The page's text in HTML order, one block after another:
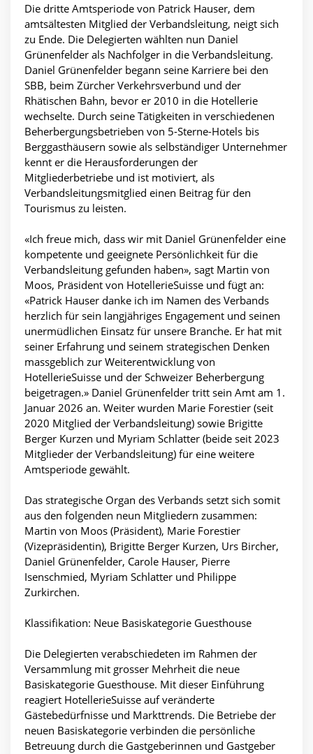
Die dritte Amtsperiode von Patrick Hauser, dem
amtsältesten Mitglied der Verbandsleitung, neigt sich
zu Ende. Die Delegierten wählten nun Daniel
Grünenfelder als Nachfolger in die Verbandsleitung.
Daniel Grünenfelder begann seine Karriere bei den
SBB, beim Zürcher Verkehrsverbund und der
Rhätischen Bahn, bevor er 2010 in die Hotellerie
wechselte. Durch seine Tätigkeiten in verschiedenen
Beherbergungsbetrieben von 5-Sterne-Hotels bis
Berggasthäusern sowie als selbständiger Unternehmer
kennt er die Herausforderungen der
Mitgliederbetriebe und ist motiviert, als
Verbandsleitungsmitglied einen Beitrag für den
Tourismus zu leisten.
«Ich freue mich, dass wir mit Daniel Grünenfelder eine
kompetente und geeignete Persönlichkeit für die
Verbandsleitung gefunden haben», sagt Martin von
Moos, Präsident von HotellerieSuisse und fügt an:
«Patrick Hauser danke ich im Namen des Verbands
herzlich für sein langjähriges Engagement und seinen
unermüdlichen Einsatz für unsere Branche. Er hat mit
seiner Erfahrung und seinem strategischen Denken
massgeblich zur Weiterentwicklung von
HotellerieSuisse und der Schweizer Beherbergung
beigetragen.» Daniel Grünenfelder tritt sein Amt am 1.
Januar 2026 an. Weiter wurden Marie Forestier (seit
2020 Mitglied der Verbandsleitung) sowie Brigitte
Berger Kurzen und Myriam Schlatter (beide seit 2023
Mitglieder der Verbandsleitung) für eine weitere
Amtsperiode gewählt.
Das strategische Organ des Verbands setzt sich somit
aus den folgenden neun Mitgliedern zusammen:
Martin von Moos (Präsident), Marie Forestier
(Vizepräsidentin), Brigitte Berger Kurzen, Urs Bircher,
Daniel Grünenfelder, Carole Hauser, Pierre
Isenschmied, Myriam Schlatter und Philippe
Zurkirchen.
Klassifikation: Neue Basiskategorie Guesthouse
Die Delegierten verabschiedeten im Rahmen der
Versammlung mit grosser Mehrheit die neue
Basiskategorie Guesthouse. Mit dieser Einführung
reagiert HotellerieSuisse auf veränderte
Gästebedürfnisse und Markttrends. Die Betriebe der
neuen Basiskategorie verbinden die persönliche
Betreuung durch die Gastgeberinnen und Gastgeber